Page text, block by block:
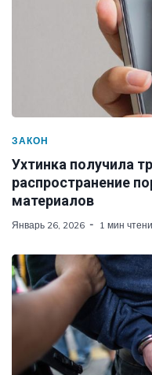
ЗАКОН
Ухтинка получила
распространение
материалов
Январь 26, 2026 1 мин